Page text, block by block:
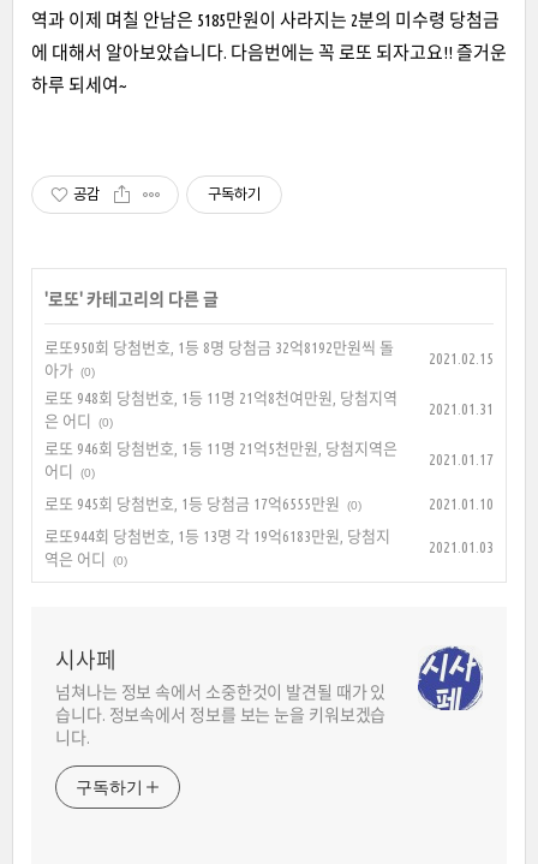
역과 이제 며칠 안남은 5185만원이 사라지는 2분의 미수령 당첨금
에 대해서 알아보았습니다. 다음번에는 꼭 로또 되자고요!! 즐거운
하루 되세여~
공감 구독하기
'로또' 카테고리의 다른 글
로또950회 당첨번호, 1등 8명 당첨금 32억8192만원씩 돌
아가 (0)
2021.02.15
로또 948회 당첨번호, 1등 11명 21억8천여만원, 당첨지역
은 어디
(0)
2021.01.31
로또 946회 당첨번호, 1등 11명 21억5천만원, 당첨지역은
어디
(0)
2021.01.17
로또 945회 당첨번호, 1등 당첨금 17억6555만원 (0)
2021.01.10
로또944회 당첨번호, 1등 13명 각 19억6183만원, 당첨지
역은 어디
(0)
2021.01.03
시사페
넘쳐나는 정보 속에서 소중한것이 발견될 때가 있
습니다. 정보속에서 정보를 보는 눈을 키워보겠습
니다.
구독하기